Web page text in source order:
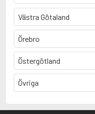
Västra Götaland
Örebro
Östergötland
Övriga